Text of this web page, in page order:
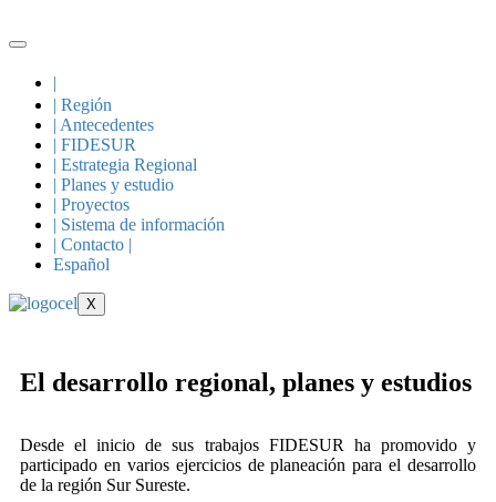
|
| Región
| Antecedentes
| FIDESUR
| Estrategia Regional
| Planes y estudio
| Proyectos
| Sistema de información
| Contacto |
Español
X
El desarrollo regional, planes y estudios
Desde el inicio de sus trabajos FIDESUR ha promovido y
participado en varios ejercicios de planeación para el desarrollo
de la región Sur Sureste.